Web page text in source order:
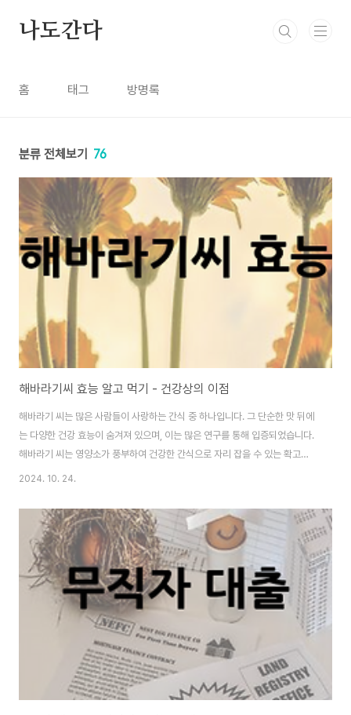
나도간다
홈 태그 방명록
분류 전체보기 76
해바라기씨 효능 알고 먹기 - 건강상의 이점
해바라기 씨는 많은 사람들이 사랑하는 간식 중 하나입니다. 그 단순한 맛 뒤에
는 다양한 건강 효능이 숨겨져 있으며, 이는 많은 연구를 통해 입증되었습니다.
해바라기 씨는 영양소가 풍부하여 건강한 간식으로 자리 잡을 수 있는 확고한
이유가 있습니다. 이번 포스트에서는 해바라기 씨의 효능과 그로 인해 건강한
인가요?해바라기 씨는 해바라기 꽃에서 얻는 씨앗입니다. 이 씨앗은 고소하고
크unchy 한 식감으로 인해 많은 사람들이 즐겨 먹습니다. 해바라기 씨는 영양
소가 풍부하여 건강에 유익한 여러 성분을 함유하고 있습니다. 그 중 단백질, 건
강한 지방, 비타민 E, 미네랄 및 여러 종류의 항산화 물질이 있습니다.해바라기
씨는 매우 다양한 방..
2024. 10. 24.